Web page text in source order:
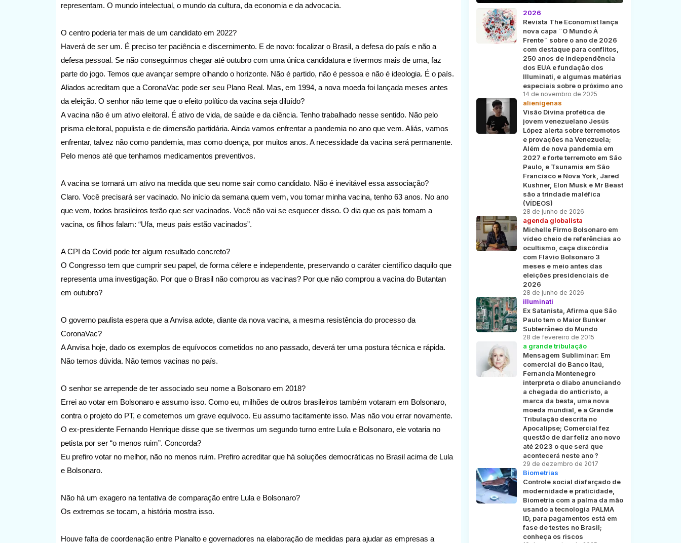
representam. O mundo intelectual, o mundo da cultura, da economia e da advocacia.
O centro poderia ter mais de um candidato em 2022?
Haverá de ser um. É preciso ter paciência e discernimento. E de novo: focalizar o Brasil, a defesa do país e não a
defesa pessoal. Se não conseguirmos chegar até outubro com uma única candidatura e tivermos mais de uma, faz
parte do jogo. Temos que avançar sempre olhando o horizonte. Não é partido, não é pessoa e não é ideologia. É o país.
Aliados acreditam que a CoronaVac pode ser seu Plano Real. Mas, em 1994, a nova moeda foi lançada meses antes
da eleição. O senhor não teme que o efeito político da vacina seja diluído?
A vacina não é um ativo eleitoral. É ativo de vida, de saúde e da ciência. Tenho trabalhado nesse sentido. Não pelo
prisma eleitoral, populista e de dimensão partidária. Ainda vamos enfrentar a pandemia no ano que vem. Aliás, vamos
enfrentar, talvez não como pandemia, mas como doença, por muitos anos. A necessidade da vacina será permanente.
Pelo menos até que tenhamos medicamentos preventivos.
A vacina se tornará um ativo na medida que seu nome sair como candidato. Não é inevitável essa associação?
Claro. Você precisará ser vacinado. No início da semana quem vem, vou tomar minha vacina, tenho 63 anos. No ano
que vem, todos brasileiros terão que ser vacinados. Você não vai se esquecer disso. O dia que os pais tomam a
vacina, os filhos falam: “Ufa, meus pais estão vacinados”.
A CPI da Covid pode ter algum resultado concreto?
O Congresso tem que cumprir seu papel, de forma célere e independente, preservando o caráter científico daquilo que
representa uma investigação. Por que o Brasil não comprou as vacinas? Por que não comprou a vacina do Butantan
em outubro?
O governo paulista espera que a Anvisa adote, diante da nova vacina, a mesma resistência do processo da
CoronaVac?
A Anvisa hoje, dado os exemplos de equívocos cometidos no ano passado, deverá ter uma postura técnica e rápida.
Não temos dúvida. Não temos vacinas no país.
O senhor se arrepende de ter associado seu nome a Bolsonaro em 2018?
Errei ao votar em Bolsonaro e assumo isso. Como eu, milhões de outros brasileiros também votaram em Bolsonaro,
contra o projeto do PT, e cometemos um grave equívoco. Eu assumo tacitamente isso. Mas não vou errar novamente.
O ex-presidente Fernando Henrique disse que se tivermos um segundo turno entre Lula e Bolsonaro, ele votaria no
petista por ser “o menos ruim”. Concorda?
Eu prefiro votar no melhor, não no menos ruim. Prefiro acreditar que há soluções democráticas no Brasil acima de Lula
e Bolsonaro.
Não há um exagero na tentativa de comparação entre Lula e Bolsonaro?
Os extremos se tocam, a história mostra isso.
Houve falta de coordenação entre Planalto e governadores na elaboração de medidas para ajudar as empresas a
2026
Revista The Economist lança
nova capa ¨O Mundo À
Frente¨ sobre o ano de 2026
com destaque para conflitos,
250 anos de independência
dos EUA e fundação dos
Illuminati, e algumas matérias
especiais sobre o próximo ano
14 de novembro de 2025
alienígenas
Visão Divina profética de
jovem venezuelano Jesús
López alerta sobre terremotos
e provações na Venezuela;
Além de nova pandemia em
2027 e forte terremoto em São
Paulo, e Tsunamis em São
Francisco e Nova York, Jared
Kushner, Elon Musk e Mr Beast
são a trindade maléfica
(VÍDEOS)
28 de junho de 2026
agenda globalista
Michelle Firmo Bolsonaro em
vídeo cheio de referências ao
ocultismo, caça discórdia
com Flávio Bolsonaro 3
meses e meio antes das
eleições presidenciais de
2026
28 de junho de 2026
illuminati
Ex Satanista, Afirma que São
Paulo tem o Maior Bunker
Subterrâneo do Mundo
28 de fevereiro de 2015
a grande tribulação
Mensagem Subliminar: Em
comercial do Banco Itaú,
Fernanda Montenegro
interpreta o diabo anunciando
a chegada do anticristo, a
marca da besta, uma nova
moeda mundial, e a Grande
Tribulação descrita no
Apocalipse; Comercial fez
questão de dar feliz ano novo
até 2023 o que será que
acontecerá neste ano ?
29 de dezembro de 2017
Biometrias
Controle social disfarçado de
modernidade e praticidade,
Biometria com a palma da mão
usando a tecnologia PALMA
ID, para pagamentos está em
fase de testes no Brasil;
conheça os riscos